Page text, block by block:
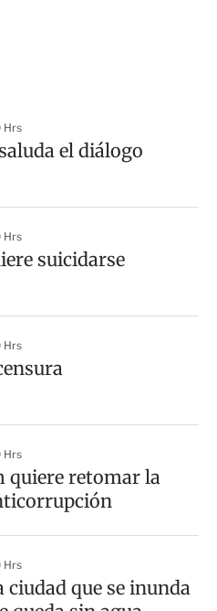
Hrs
el diálogo
Hrs
suicidarse
Hrs
Hrs
quiere retomar la
Hrs
ciudad que se inunda